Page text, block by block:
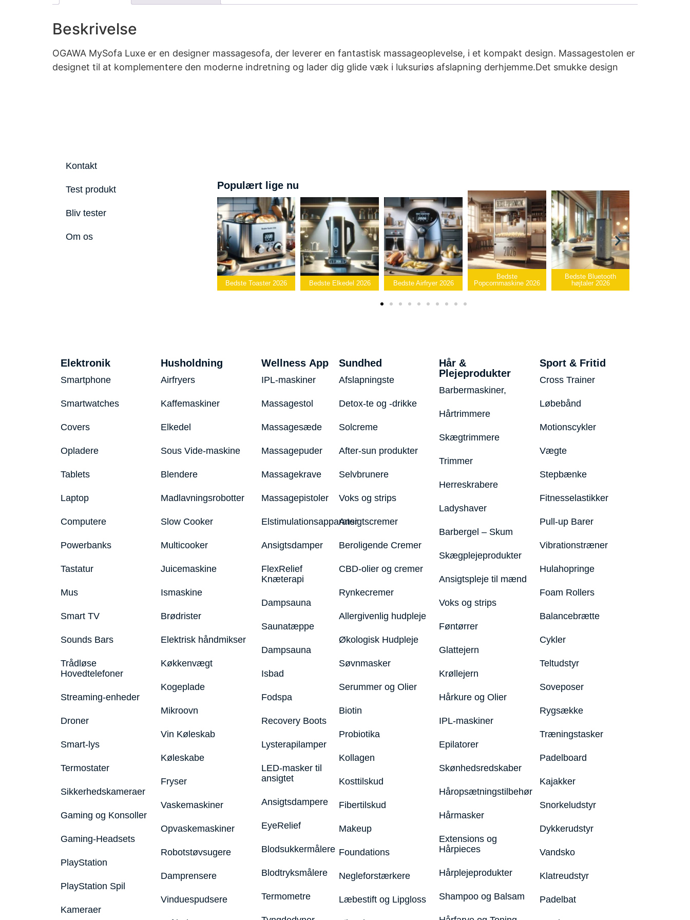
Beskrivelse
OGAWA MySofa Luxe er en designer massagesofa, der leverer en fantastisk massageoplevelse, i et kompakt design. Massagestolen er
designet til at komplementere den moderne indretning og lader dig glide væk i luksuriøs afslapning derhjemme.Det smukke design
Kontakt
Test produkt
Bliv tester
Om os
Populært lige nu
Bedste Toaster 2026 Bedste Elkedel 2026 Bedste Airfryer 2026
Bedste
Popcornmaskine 2026
Bedste Bluetooth
højtaler 2026
Elektronik
Smartphone
Smartwatches
Covers
Opladere
Tablets
Laptop
Computere
Powerbanks
Tastatur
Mus
Smart TV
Sounds Bars
Trådløse
Hovedtelefoner
Streaming-enheder
Droner
Smart-lys
Termostater
Sikkerhedskameraer
Gaming og Konsoller
Gaming-Headsets
PlayStation
PlayStation Spil
Kameraer
Husholdning
Airfryers
Kaffemaskiner
Elkedel
Sous Vide-maskine
Blendere
Madlavningsrobotter
Slow Cooker
Multicooker
Juicemaskine
Ismaskine
Brødrister
Elektrisk håndmikser
Køkkenvægt
Kogeplade
Mikroovn
Vin Køleskab
Køleskabe
Fryser
Vaskemaskiner
Opvaskemaskiner
Robotstøvsugere
Damprensere
Vinduespudsere
Wellness App
IPL-maskiner
Massagestol
Massagesæde
Massagepuder
Massagekrave
Massagepistoler
Elstimulationsapparater
Ansigtsdamper
FlexRelief
Knæterapi
Dampsauna
Saunatæppe
Dampsauna
Isbad
Fodspa
Recovery Boots
Lysterapilamper
LED-masker til
ansigtet
Ansigtsdampere
EyeRelief
Blodsukkermålere
Blodtryksmålere
Termometre
Sundhed
Afslapningste
Detox-te og -drikke
Solcreme
After-sun produkter
Selvbrunere
Voks og strips
Ansigtscremer
Beroligende Cremer
CBD-olier og cremer
Rynkecremer
Allergivenlig hudpleje
Økologisk Hudpleje
Søvnmasker
Serummer og Olier
Biotin
Probiotika
Kollagen
Kosttilskud
Fibertilskud
Makeup
Foundations
Negleforstærkere
Læbestift og Lipgloss
Hår &
Plejeprodukter
Barbermaskiner,
Hårtrimmere
Skægtrimmere
Trimmer
Herreskrabere
Ladyshaver
Barbergel – Skum
Skægplejeprodukter
Ansigtspleje til mænd
Voks og strips
Føntørrer
Glattejern
Krøllejern
Hårkure og Olier
IPL-maskiner
Epilatorer
Skønhedsredskaber
Håropsætningstilbehør
Hårmasker
Extensions og
Hårpieces
Hårplejeprodukter
Shampoo og Balsam
Sport & Fritid
Cross Trainer
Løbebånd
Motionscykler
Vægte
Stepbænke
Fitnesselastikker
Pull-up Barer
Vibrationstræner
Hulahopringe
Foam Rollers
Balancebrætte
Cykler
Teltudstyr
Soveposer
Rygsække
Træningstasker
Padelboard
Kajakker
Snorkeludstyr
Dykkerudstyr
Vandsko
Klatreudstyr
Padelbat